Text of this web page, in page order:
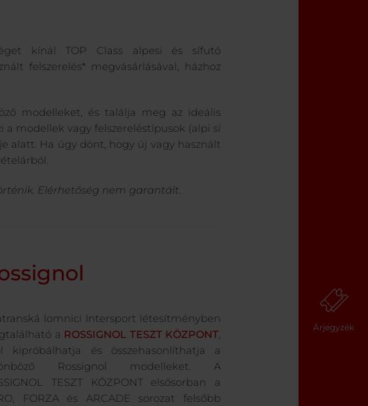
Árjegyzék
kínál TOP Class alpesi és sífutó
felszerelés* megvásárlásával, házhoz
modelleket, és találja meg az ideális
a modellek vagy felszereléstípusok (alpi sí
alatt. Ha úgy dönt, hogy új vagy használt
Elérhetőség nem garantált.
lomnici Intersport létesítményben
a ROSSIGNOL TESZT KÖZPONT,
kipróbálhatja és összehasonlíthatja a
Rossignol modelleket. A
TESZT KÖZPONT elsősorban a
FORZA és ARCADE sorozat felsőbb